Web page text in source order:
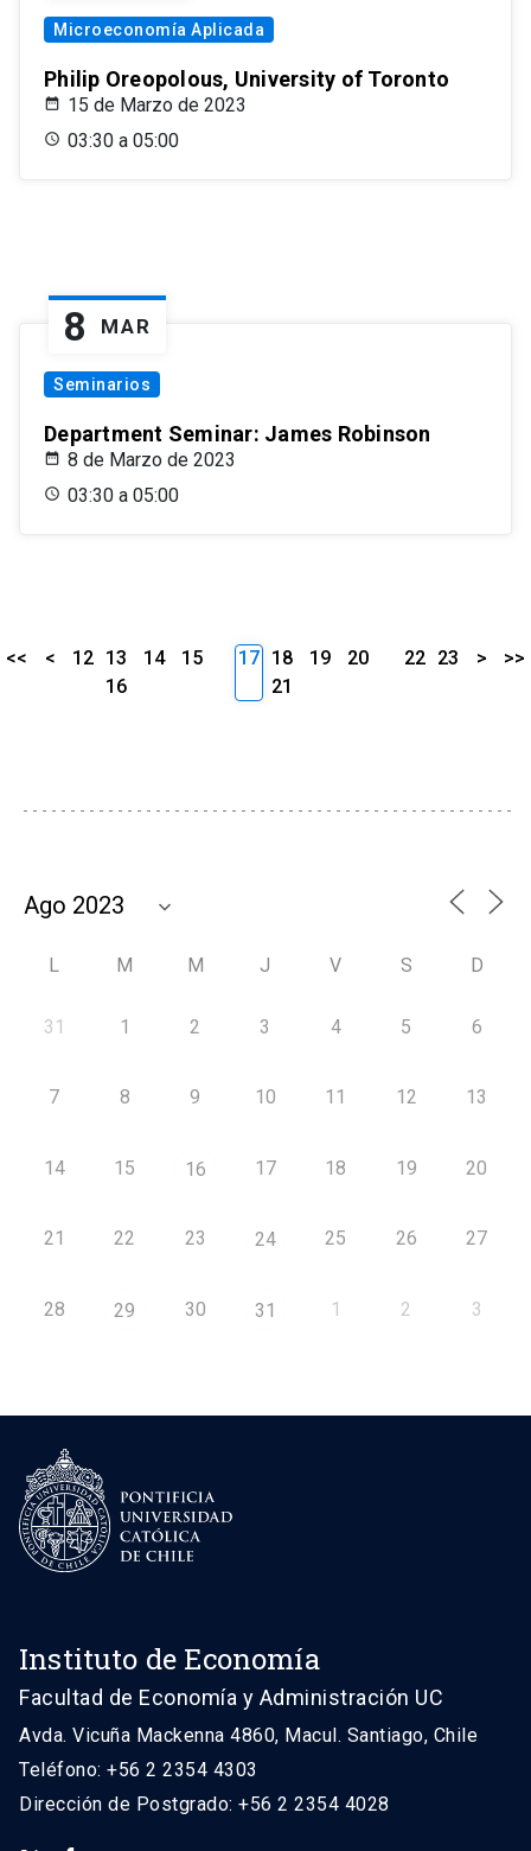
Microeconomía Aplicada
Philip Oreopolous, University of Toronto
15 de Marzo de 2023
03:30 a 05:00
8 MAR
Seminarios
Department Seminar: James Robinson
8 de Marzo de 2023
03:30 a 05:00
<< < 12 13 14
15
16
17 18 19
20
21
22 23 > >>
L M M J V S D
31 1 2 3 4 5 6
7 8 9 10 11 12 13
14 15 16 17 18 19 20
21 22 23 24 25 26 27
28 29 30 31 1 2 3
Instituto de Economía
Facultad de Economía y Administración UC
Avda. Vicuña Mackenna 4860, Macul. Santiago, Chile
Teléfono: +56 2 2354 4303
Dirección de Postgrado: +56 2 2354 4028